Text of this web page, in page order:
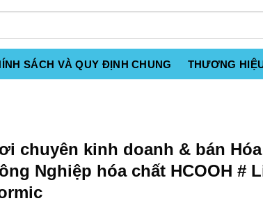
SÁCH VÀ QUY ĐỊNH CHUNG THƯƠNG
chuyên kinh doanh & bán
Nghiệp hóa chất HCOOH #